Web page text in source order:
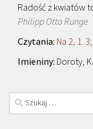
Radość z kwiatów
Philipp Otto Runge
Na 2, 1.
Doroty,
Szukaj: